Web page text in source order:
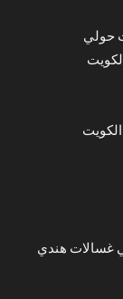
حولي
غسالات هندي